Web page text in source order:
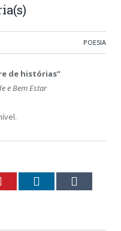
POESIA
de histórias”
e Bem Estar
Pinterest LinkedIn